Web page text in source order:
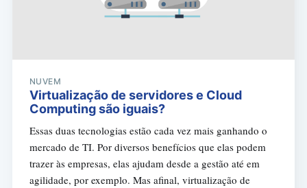
NUVEM
Virtualização de servidores e Cloud
Computing são iguais?
Essas duas tecnologias estão cada vez mais ganhando o
mercado de TI. Por diversos benefícios que elas podem
trazer às empresas, elas ajudam desde a gestão até em
agilidade, por exemplo. Mas afinal, virtualização de